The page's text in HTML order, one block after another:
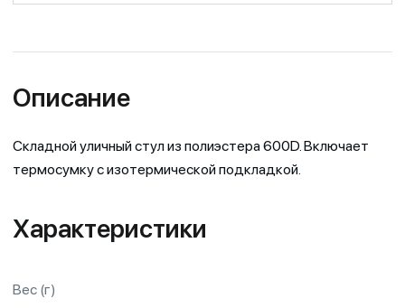
Описание
Складной уличный стул из полиэстера 600D. Включает
термосумку с изотермической подкладкой.
Характеристики
Вес (г)